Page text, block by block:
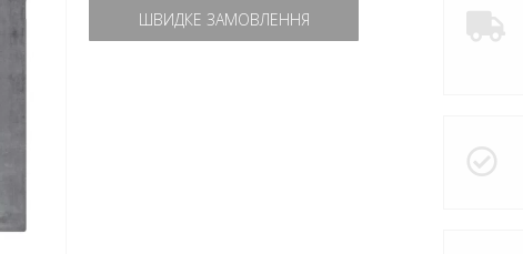
ШВИДКЕ ЗАМОВЛЕННЯ